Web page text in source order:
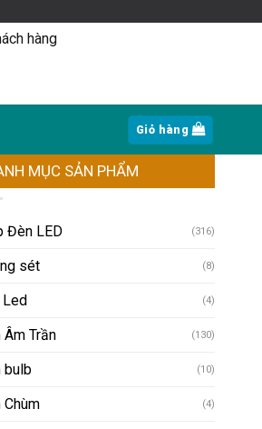
hàng
Giỏ hàng
MỤC SẢN PHẨM
Đèn LED (316)
sét (8)
Led (4)
Trần (130)
bulb (10)
(4)